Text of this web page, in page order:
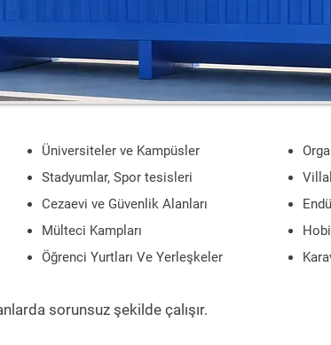
Üniversiteler ve Kampüsler
Stadyumlar, Spor tesisleri
Cezaevi ve Güvenlik Alanları
Mülteci Kampları
Öğrenci Yurtları Ve Yerleşkeler
sorunsuz şekilde çalışır.